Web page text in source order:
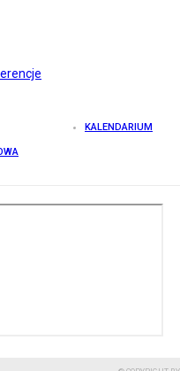
KALENDARIUM